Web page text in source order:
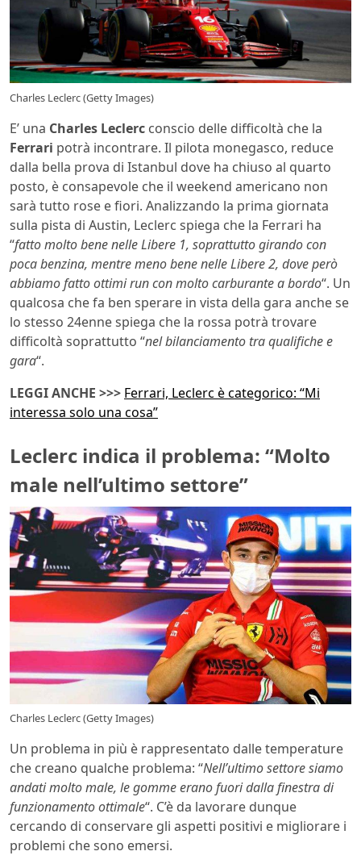
Charles Leclerc (Getty Images)
E’ una Charles Leclerc conscio delle difficoltà che la
Ferrari potrà incontrare. Il pilota monegasco, reduce
dalla bella prova di Istanbul dove ha chiuso al quarto
posto, è consapevole che il weekend americano non
sarà tutto rose e fiori. Analizzando la prima giornata
sulla pista di Austin, Leclerc spiega che la Ferrari ha
“fatto molto bene nelle Libere 1, soprattutto girando con
poca benzina, mentre meno bene nelle Libere 2, dove però
abbiamo fatto ottimi run con molto carburante a bordo“. Un
qualcosa che fa ben sperare in vista della gara anche se
lo stesso 24enne spiega che la rossa potrà trovare
difficoltà soprattutto “nel bilanciamento tra qualifiche e
gara“.
LEGGI ANCHE >>> Ferrari, Leclerc è categorico: “Mi
interessa solo una cosa”
Leclerc indica il problema: “Molto
male nell’ultimo settore”
Charles Leclerc (Getty Images)
Un problema in più è rappresentato dalle temperature
che creano qualche problema: “Nell’ultimo settore siamo
andati molto male, le gomme erano fuori dalla finestra di
funzionamento ottimale“. C’è da lavorare dunque
cercando di conservare gli aspetti positivi e migliorare i
problemi che sono emersi.